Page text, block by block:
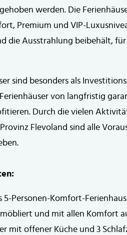
werden. Die
Premium und VIP-
die Ausstrahlung beibehält,
sind besonders als
von langfristig
Durch die vielen
Flevoland sind alle
5-Personen-Komfort-Ferienhaus
und mit allen Komfort
mit offener Küche und 3